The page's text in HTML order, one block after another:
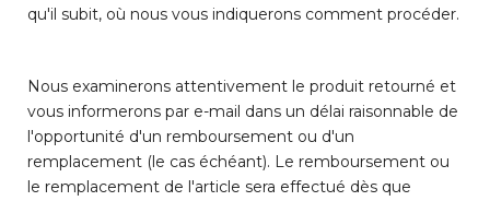
qu'il subit, où nous vous indiquerons comment procéder.
Nous examinerons attentivement le produit retourné et
vous informerons par e-mail dans un délai raisonnable de
l'opportunité d'un remboursement ou d'un
remplacement (le cas échéant). Le remboursement ou
le remplacement de l'article sera effectué dès que